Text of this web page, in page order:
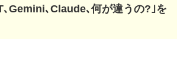
Gemini､Claude､何が違うの?｣を